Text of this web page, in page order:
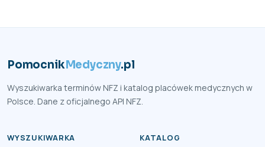
PomocnikMedyczny.pl
Wyszukiwarka terminów NFZ i katalog placówek medycznych w
Polsce. Dane z oficjalnego API NFZ.
WYSZUKIWARKA KATALOG